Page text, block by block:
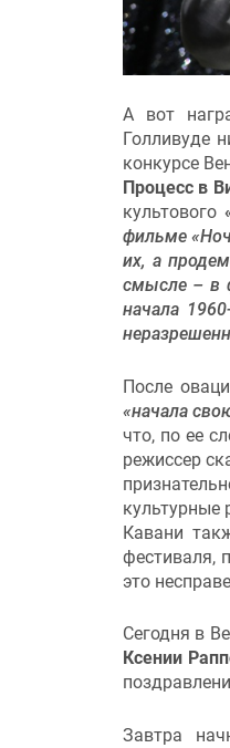
А вот
Голливуде
конкурсе
Процесс в
культового
фильме
их, а
смысле – в
начала
После
«начала
что, по ее
режиссер
культурные
Кавани
фестиваля,
это
Сегодня в
Ксении
Завтра